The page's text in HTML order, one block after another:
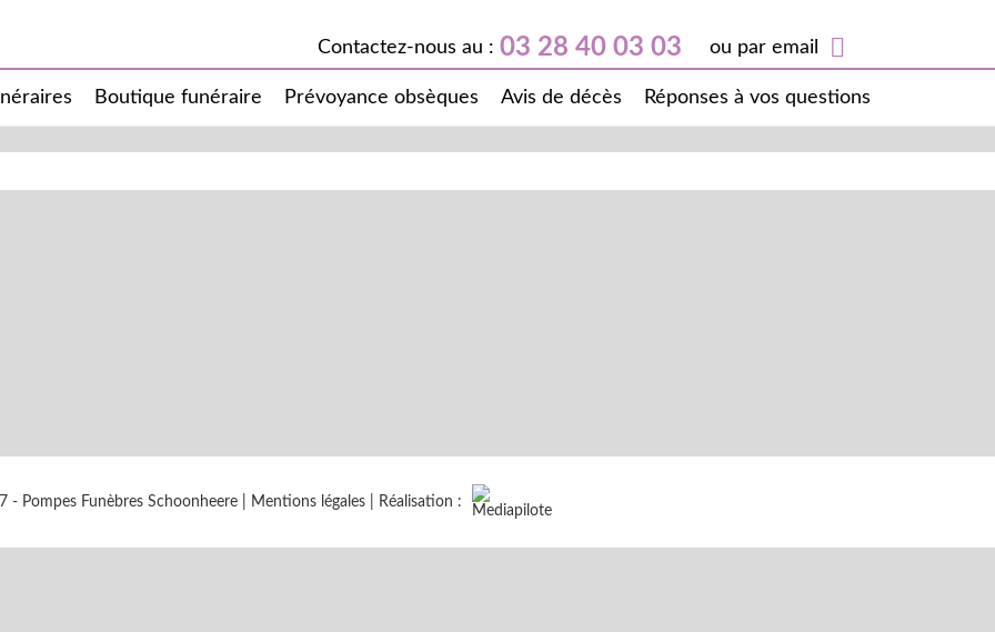
Contactez-nous au : 03 28 40 03 03 ou par email
Boutique funéraire Prévoyance obsèques Avis de décès Réponses à vos questions
- Pompes Funèbres Schoonheere | Mentions légales| Réalisation :